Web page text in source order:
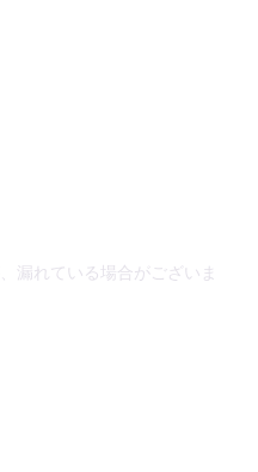
漏れている場合がございま